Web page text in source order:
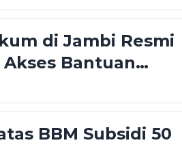
di Jambi Resmi
Bantuan
Desa
BBM Subsidi 50